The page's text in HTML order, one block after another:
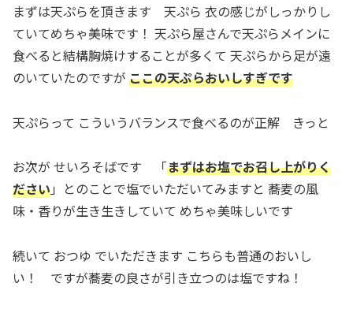
まずは天ぷらを頂きます 天ぷら 衣の感じがしっかりし
ていてめちゃ美味です！ 天ぷら屋さんで天ぷらメインに
食べると結構胸焼けすることが多くて 天ぷらから足が遠
のいていたのですが ここの天ぷらおいしすぎです
天ぷらって こういうバランスで食べるのが正解 きっと
お次が せいろそばです 「まずはお塩でお召し上がりく
ださい」とのことで塩でいただいてみますと 蕎麦の風
味・香りが生き生きしていて めちゃ美味しいです
続いて おつゆ でいただきます こちらも普通のおいし
い！ ですが蕎麦の良さが引き立つのは塩ですね！